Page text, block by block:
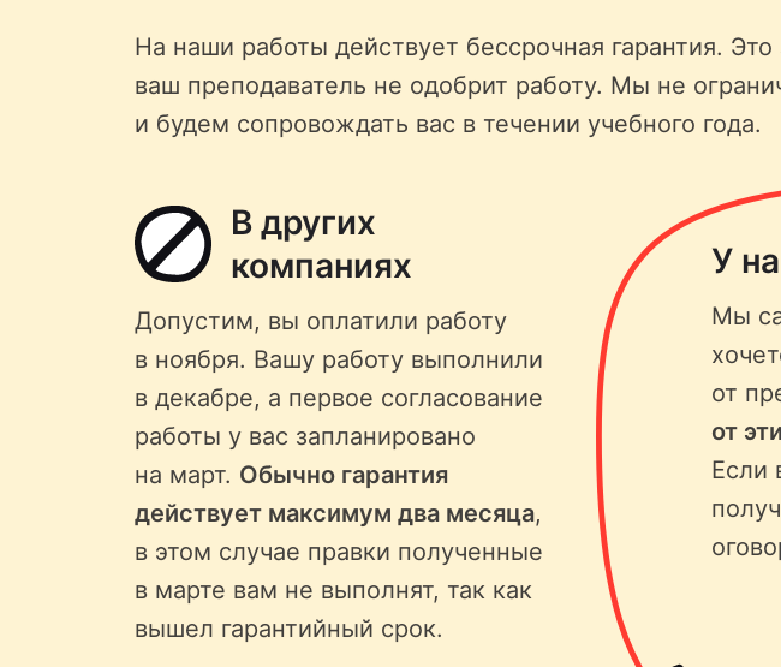
На наши работы действует бессрочная гарантия.
ваш преподаватель не одобрит работу. Мы не
и будем сопровождать вас в течении учебного года.
В других
компаниях
Допустим, вы оплатили работу
в ноября. Вашу работу выполнили
в декабре, а первое согласование
работы у вас запланировано
на март. Обычно гарантия
действует максимум два месяца,
в этом случае правки полученные
в марте вам не выполнят, так как
вышел гарантийный срок.
У
Мы
от
от
Если